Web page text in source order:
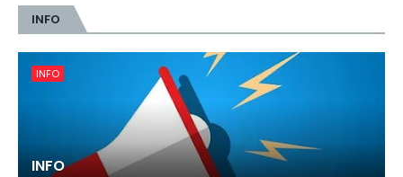
INFO
INFO
INFO